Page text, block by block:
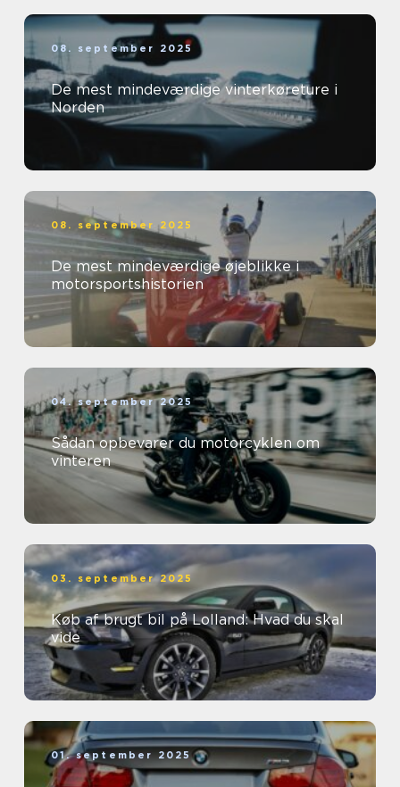
08. september 2025
De mest mindeværdige vinterkøreture i
Norden
08. september 2025
De mest mindeværdige øjeblikke i
motorsportshistorien
04. september 2025
Sådan opbevarer du motorcyklen om
vinteren
03. september 2025
Køb af brugt bil på Lolland: Hvad du skal
vide
01. september 2025